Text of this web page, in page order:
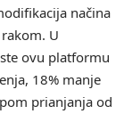
načina
U
ovu platformu
18% manje
prianjanja od